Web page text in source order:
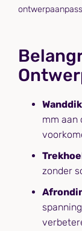
mm aan
zonder